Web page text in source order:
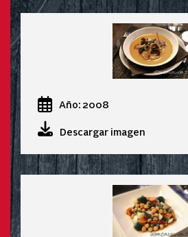
Año: 2008
Descargar imagen